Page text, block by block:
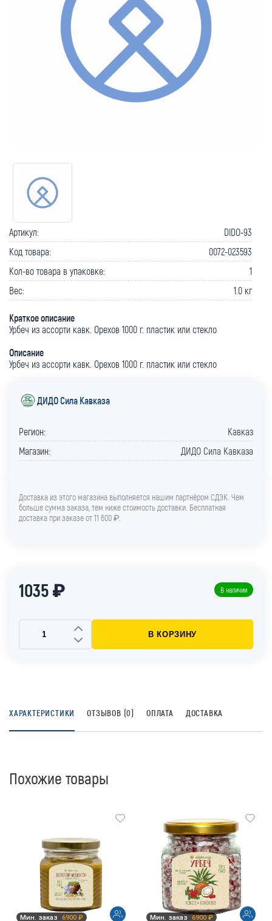
Артикул:
DIDO-93
Код товара:
0072-023593
Кол-во товара в упаковке:
1
Вес:
1.0 кг
Краткое описание
Урбеч из ассорти кавк. Орехов 1000 г. пластик или стекло
Описание
Урбеч из ассорти кавк. Орехов 1000 г. пластик или стекло
ДИДО Сила Кавказа
Регион:
Кавказ
Магазин:
ДИДО Сила Кавказа
Доставка из этого магазина выполняется нашим партнёром СДЭК. Чем
больше сумма заказа, тем ниже стоимость доставки. Бесплатная
доставка при заказе от 11 600 ₽.
1035 ₽ В наличии
В КОРЗИНУ
ХАРАКТЕРИСТИКИ ОТЗЫВОВ (0) ОПЛАТА ДОСТАВКА
Похожие товары
Мин. заказ 6900 ₽ Мин. заказ 6900 ₽